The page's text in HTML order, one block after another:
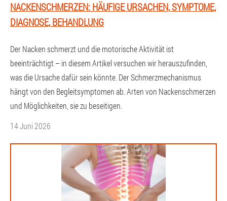
NACKENSCHMERZEN: HÄUFIGE URSACHEN, SYMPTOME,
DIAGNOSE, BEHANDLUNG
Der Nacken schmerzt und die motorische Aktivität ist
beeinträchtigt – in diesem Artikel versuchen wir herauszufinden,
was die Ursache dafür sein könnte. Der Schmerzmechanismus
hängt von den Begleitsymptomen ab. Arten von Nackenschmerzen
und Möglichkeiten, sie zu beseitigen.
14 Juni 2026